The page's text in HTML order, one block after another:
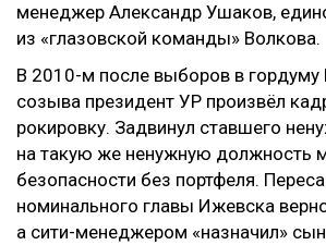
менеджер Александр Ушаков,
из «глазовской команды» Волкова.
В 2010-м после выборов в гордуму
созыва президент УР произвёл
рокировку. Задвинул ставшего
на такую же ненужную должность
безопасности без портфеля.
номинального главы Ижевска
а сити-менеджером «назначил»